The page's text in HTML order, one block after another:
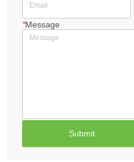
*Message
Submit